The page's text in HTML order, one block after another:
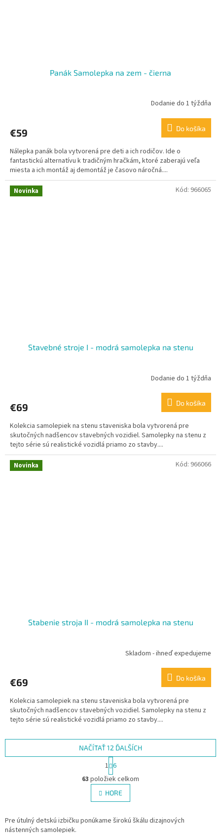
Panák Samolepka na zem - čierna
Dodanie do 1 týždňa
€59 Do košíka
Nálepka panák bola vytvorená pre deti a ich rodičov. Ide o
fantastickú alternatívu k tradičným hračkám, ktoré zaberajú veľa
miesta a ich montáž aj demontáž je časovo náročná....
Novinka
Stavebné stroje I - modrá samolepka na stenu
Dodanie do 1 týždňa
€69 Do košíka
Kolekcia samolepiek na stenu staveniska bola vytvorená pre
skutočných nadšencov stavebných vozidiel. Samolepky na stenu z
tejto série sú realistické vozidlá priamo zo stavby....
Kód: 966065
Novinka
Stabenie stroja II - modrá samolepka na stenu
Skladom - ihneď expedujeme
€69 Do košíka
Kolekcia samolepiek na stenu staveniska bola vytvorená pre
skutočných nadšencov stavebných vozidiel. Samolepky na stenu z
tejto série sú realistické vozidlá priamo zo stavby....
Kód: 966066
O
v
l
á
a
NAČÍTAŤ 12 ĎALŠÍCH
S
t
r
á
n
k
v
1 6
63 položiek celkom
HORE
Pre útulný detskú izbičku ponúkame širokú škálu dizajnových
nástenných samolepiek.